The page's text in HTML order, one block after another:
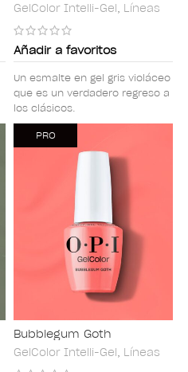
GelColor Intelli-Gel, Líneas
Añadir a favoritos
Un esmalte en gel gris violáceo
que es un verdadero regreso a
los clásicos.
PRO
Bubblegum Goth
GelColor Intelli-Gel, Líneas